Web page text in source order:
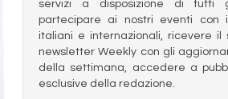
servizi a disposizione di tutti
partecipare ai nostri eventi con
italiani e internazionali, ricevere il
newsletter Weekly con gli
della settimana, accedere a
esclusive della redazione.